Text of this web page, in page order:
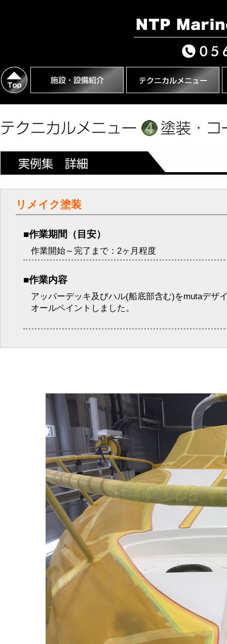
リメイク塗装
■作業期間（目安）
作業開始～完了まで：2ヶ月程度
■作業内容
アッパーデッキ及びハル(船底部含む)をmutaデザ
オールペイントしました。